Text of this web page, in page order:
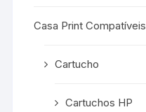
Casa Print Compatíveis
Cartucho
Cartuchos HP